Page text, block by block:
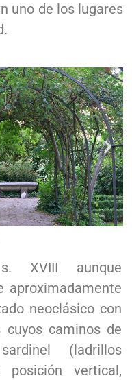
uno de los lugares
XVIII aunque
aproximadamente
neoclásico con
cuyos caminos de
(ladrillos
vertical,